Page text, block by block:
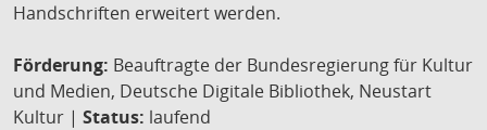
Handschriften erweitert werden.
Förderung: Beauftragte der Bundesregierung für Kultur
und Medien, Deutsche Digitale Bibliothek, Neustart
Kultur | Status: laufend